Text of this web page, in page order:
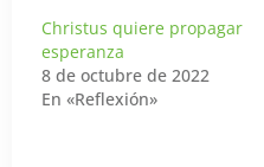
Christus quiere propagar
esperanza
8 de octubre de 2022
En «Reflexión»